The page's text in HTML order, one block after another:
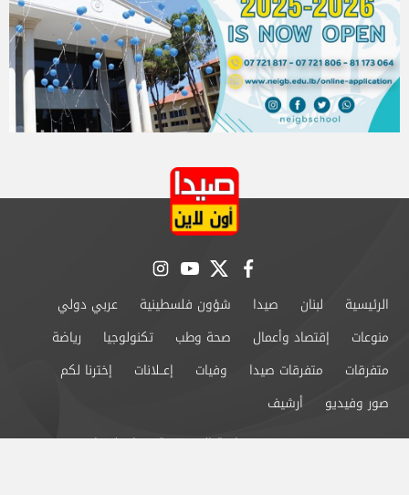
facebook
twitter
youtube
instagram
الرئيسية لبنان صيدا شؤون فلسطينية
عربي دولي
منوعات
إقتصاد وأعمال صحة وطب تكنولوجيا
رياضة
متفرقات
متفرقات صيدا وفيات إعــلانات
إخترنا لكم
صور وفيديو
أرشيف
من نحن
سياسة الخصوصية اتصل بنا